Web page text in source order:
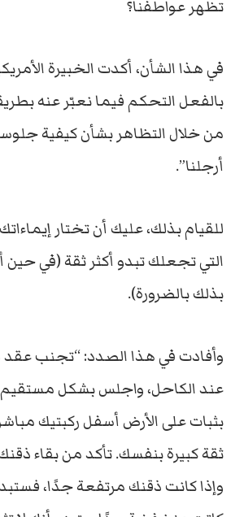
تظهر عواطفنا؟
في هذا الشأن، أكدت الخبيرة
بالفعل التحكم فيما نعبّر عنه
من خلال التظاهر بشأن كيفية
أرجلنا”.
للقيام بذلك، عليك أن تختار
التي تجعلك تبدو أكثر ثقة (في
بذلك بالضرورة).
وأفادت في هذا الصدد: “تجنب
عند الكاحل، واجلس بشكل
بثبات على الأرض أسفل ركبتيك
ثقة كبيرة بنفسك. تأكد من بقاء
وإذا كانت ذقنك مرتفعة جدًا،